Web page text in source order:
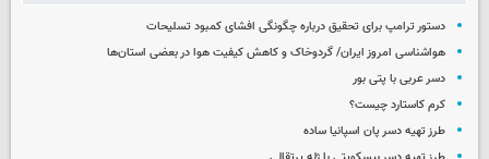
دستور ترامپ برای تحقیق درباره چگونگی افشای کمبود تسلیحات
هواشناسی امروز ایران/ گردوخاک و کاهش کیفیت هوا در بعضی استان‌ها
دسر عربی با پتی بور
کرم کاستارد چیست؟
طرز تهیه دسر پان اسپانیا ساده